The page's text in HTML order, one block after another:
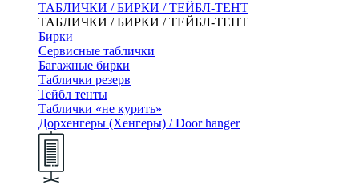
ТАБЛИЧКИ / БИРКИ / ТЕЙБЛ-ТЕНТ
ТАБЛИЧКИ / БИРКИ / ТЕЙБЛ-ТЕНТ
Бирки
Сервисные таблички
Багажные бирки
Таблички резерв
Тейбл тенты
Таблички «не курить»
Дорхенгеры (Хенгеры) / Door hanger